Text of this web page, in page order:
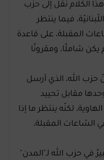
الكلام نُقل إلى حزب
فيما ينتظر
المقبلة، على قاعدة
يكن شاملًا، ومقرونًا
حزب الله، الذي أرسل
مقابل تحييد
لكنّه ينتظر ما إذا
السّاعات المقبلة،
في حزب الله لـ"المدن"